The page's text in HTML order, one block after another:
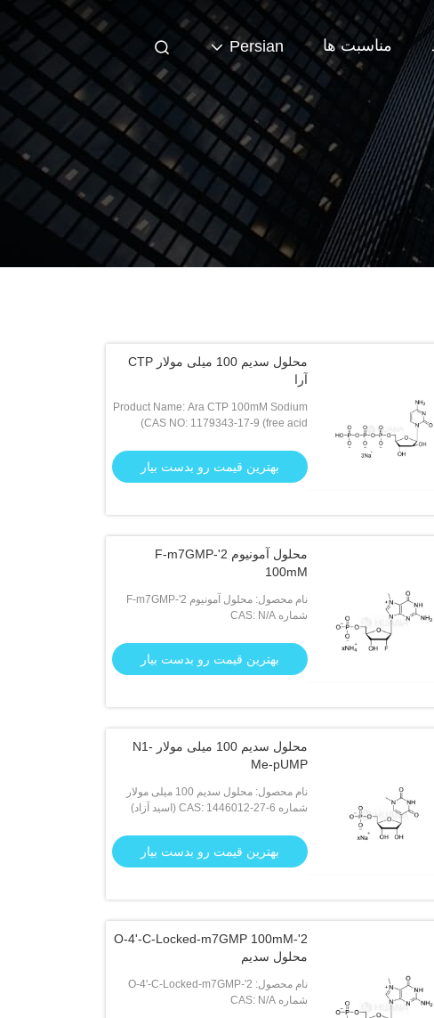
مناسبت ها Persian
محلول سدیم 100 میلی مولار CTP
آرا
Product Name: Ara CTP 100mM Sodium
Solution
CAS NO: 1179343-17-9 (free acid)
بهترین قیمت رو بدست بیار
محلول آمونیوم 2'-F-m7GMP
100mM
نام محصول: محلول آمونیوم 2'-F-m7GMP
100mM
شماره CAS: N/A
بهترین قیمت رو بدست بیار
محلول سدیم 100 میلی مولار N1-
Me-pUMP
نام محصول: محلول سدیم 100 میلی مولار
N1-Me-pUMP
شماره CAS: 1446012-27-6 (اسید آزاد)
بهترین قیمت رو بدست بیار
2'-O-4'-C-Locked-m7GMP 100mM
محلول سدیم
نام محصول: 2'-O-4'-C-Locked-m7GMP
100mM محلول سدیم
شماره CAS: N/A